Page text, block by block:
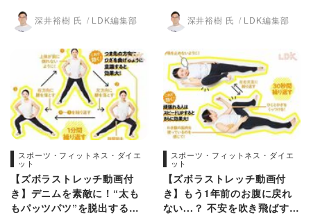
深井裕樹 氏 LDK編集部
介
深井裕樹 氏 LDK編集部
スポーツ・フィットネス・ダイエ
ット
【ズボラストレッチ動画付
き】デニムを素敵に！“太も
もパッツパツ”を脱出するの
スポーツ・フィットネス・ダイエ
ット
【ズボラストレッチ動画付
き】もう1年前のお腹に戻れ
ない...？ 不安を吹き飛ばす寝